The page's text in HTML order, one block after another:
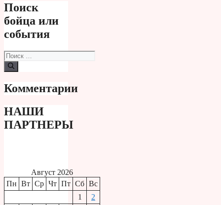
Поиск
бойца или
события
Поиск:
Комментарии
НАШИ
ПАРТНЕРЫ
Август 2026
Пн Вт Ср Чт Пт Сб Вс
1
2